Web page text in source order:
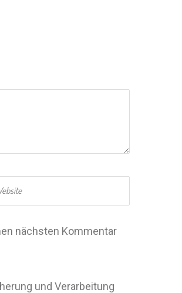
nächsten Kommentar
und Verarbeitung